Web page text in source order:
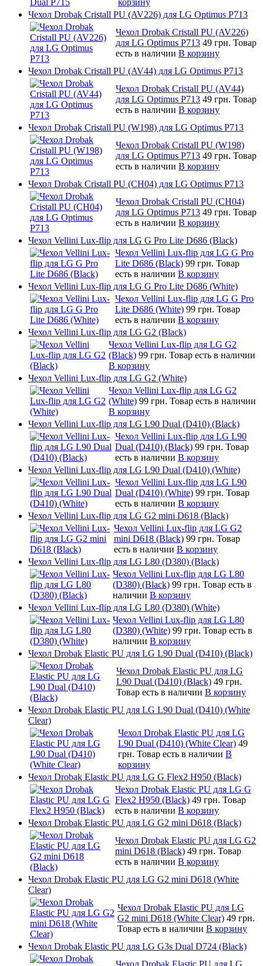
Чехол Drobak Cristall PU (AV226) для LG Optimus P713
Чехол Drobak Cristall PU (AV226)
для LG Optimus P713 49 грн. Товар
есть в наличии В корзину
Чехол Drobak Cristall PU (AV44) для LG Optimus P713
Чехол Drobak Cristall PU (AV44)
для LG Optimus P713 49 грн. Товар
есть в наличии В корзину
Чехол Drobak Cristall PU (W198) для LG Optimus P713
Чехол Drobak Cristall PU (W198)
для LG Optimus P713 49 грн. Товар
есть в наличии В корзину
Чехол Drobak Cristall PU (CH04) для LG Optimus P713
Чехол Drobak Cristall PU (CH04)
для LG Optimus P713 49 грн. Товар
есть в наличии В корзину
Чехол Vellini Lux-flip для LG G Pro Lite D686 (Black)
Чехол Vellini Lux-flip для LG G Pro
Lite D686 (Black) 99 грн. Товар
есть в наличии В корзину
Чехол Vellini Lux-flip для LG G Pro Lite D686 (White)
Чехол Vellini Lux-flip для LG G Pro
Lite D686 (White) 99 грн. Товар
есть в наличии В корзину
Чехол Vellini Lux-flip для LG G2 (Black)
Чехол Vellini Lux-flip для LG G2
(Black) 99 грн. Товар есть в наличии
В корзину
Чехол Vellini Lux-flip для LG G2 (White)
Чехол Vellini Lux-flip для LG G2
(White) 99 грн. Товар есть в наличии
В корзину
Чехол Vellini Lux-flip для LG L90 Dual (D410) (Black)
Чехол Vellini Lux-flip для LG L90
Dual (D410) (Black) 99 грн. Товар
есть в наличии В корзину
Чехол Vellini Lux-flip для LG L90 Dual (D410) (White)
Чехол Vellini Lux-flip для LG L90
Dual (D410) (White) 99 грн. Товар
есть в наличии В корзину
Чехол Vellini Lux-flip для LG G2 mini D618 (Black)
Чехол Vellini Lux-flip для LG G2
mini D618 (Black) 99 грн. Товар
есть в наличии В корзину
Чехол Vellini Lux-flip для LG L80 (D380) (Black)
Чехол Vellini Lux-flip для LG L80
(D380) (Black) 99 грн. Товар есть в
наличии В корзину
Чехол Vellini Lux-flip для LG L80 (D380) (White)
Чехол Vellini Lux-flip для LG L80
(D380) (White) 99 грн. Товар есть в
наличии В корзину
Чехол Drobak Elastic PU для LG L90 Dual (D410) (Black)
Чехол Drobak Elastic PU для LG
L90 Dual (D410) (Black) 49 грн.
Товар есть в наличии В корзину
Чехол Drobak Elastic PU для LG L90 Dual (D410) (White
Clear)
Чехол Drobak Elastic PU для LG
L90 Dual (D410) (White Clear) 49
грн. Товар есть в наличии В
корзину
Чехол Drobak Elastic PU для LG G Flex2 H950 (Black)
Чехол Drobak Elastic PU для LG G
Flex2 H950 (Black) 49 грн. Товар
есть в наличии В корзину
Чехол Drobak Elastic PU для LG G2 mini D618 (Black)
Чехол Drobak Elastic PU для LG G2
mini D618 (Black) 49 грн. Товар
есть в наличии В корзину
Чехол Drobak Elastic PU для LG G2 mini D618 (White
Clear)
Чехол Drobak Elastic PU для LG
G2 mini D618 (White Clear) 49 грн.
Товар есть в наличии В корзину
Чехол Drobak Elastic PU для LG G3s Dual D724 (Black)
Чехол Drobak Elastic PU для LG